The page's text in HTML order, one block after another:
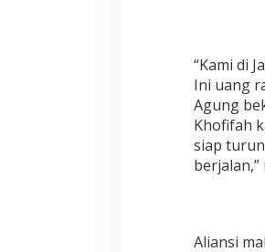
“Kami di
Ini uang
Agung
Khofifah
siap
berjalan,”
Aliansi